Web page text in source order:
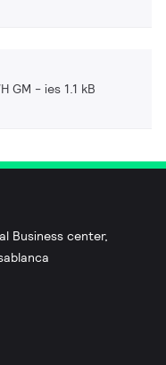
GM ies 1.1 kB
Business center,